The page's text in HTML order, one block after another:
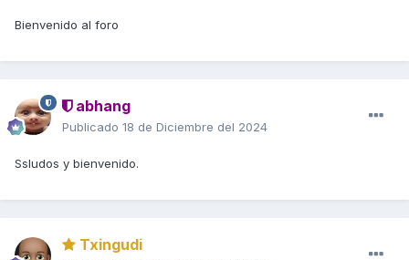
Bienvenido al foro
abhang
Publicado 18 de Diciembre del 2024
Ssludos y bienvenido.
Txingudi